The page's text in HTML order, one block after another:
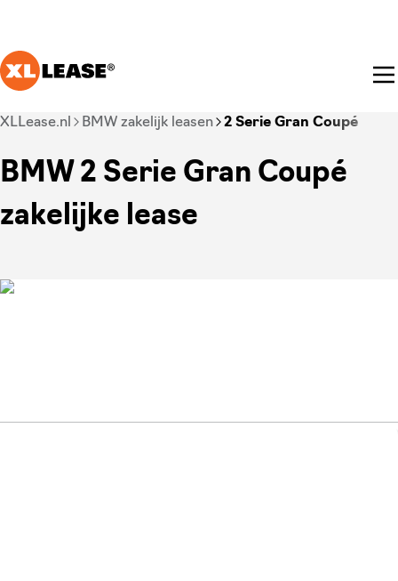
Je bent nu voorbij het hoofdmenu
XLLease.nl BMW zakelijk leasen 2 Serie Gran Coupé
BMW 2 Serie Gran Coupé
zakelijke lease